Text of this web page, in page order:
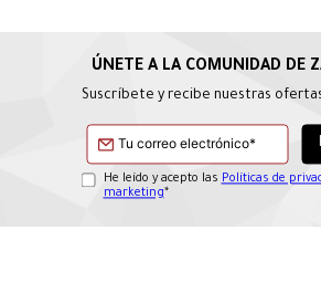
Suscríbete y recibe nuestras
He leído y acepto las Políticas de
marketing*